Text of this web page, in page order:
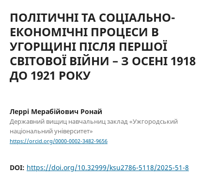
ПОЛІТИЧНІ ТА СОЦІАЛЬНО-
ЕКОНОМІЧНІ ПРОЦЕСИ В
УГОРЩИНІ ПІСЛЯ ПЕРШОЇ
СВІТОВОЇ ВІЙНИ – З ОСЕНІ 1918
ДО 1921 РОКУ
Леррі Мерабійович Ронай
Державний вищиц навчальниц заклад «Ужгородський
національний університет»
https://orcid.org/0000-0002-3482-9656
DOI: https://doi.org/10.32999/ksu2786-5118/2025-51-8